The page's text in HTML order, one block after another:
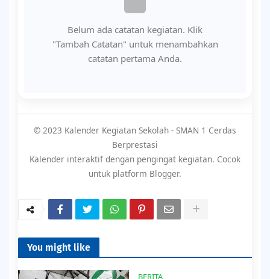
Belum ada catatan kegiatan. Klik
"Tambah Catatan" untuk menambahkan
catatan pertama Anda.
© 2023 Kalender Kegiatan Sekolah - SMAN 1 Cerdas
Berprestasi
Kalender interaktif dengan pengingat kegiatan. Cocok
untuk platform Blogger.
You might like
BERITA